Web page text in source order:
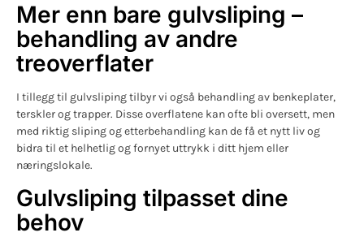
Mer enn bare gulvsliping –
behandling av andre
treoverflater
I tillegg til gulvsliping tilbyr vi også behandling av benkeplater,
terskler og trapper. Disse overflatene kan ofte bli oversett, men
med riktig sliping og etterbehandling kan de få et nytt liv og
bidra til et helhetlig og fornyet uttrykk i ditt hjem eller
næringslokale.
Gulvsliping tilpasset dine
behov